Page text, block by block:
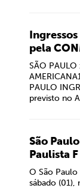
pela
SÃO
PAULO
previsto no
São
Paulista
O São
sábado (01),